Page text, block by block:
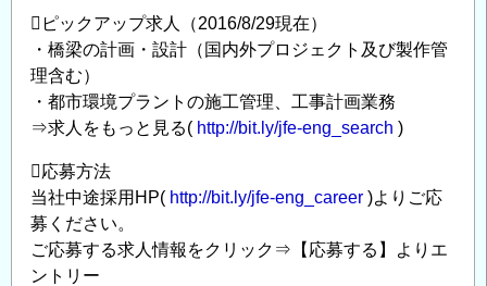
ア
（設
計・
施
工
理
な
ど）
の
ピックアップ求人（2016/8/29現在）
・橋梁の計画・設計（国内外プロジェクト及び製作管
理含む）
・都市環境プラントの施工管理、工事計画業務
⇒求人をもっと見る( http://bit.ly/jfe-eng_search )
応募方法
当社中途採用HP( http://bit.ly/jfe-eng_career )よりご応
募ください。
ご応募する求人情報をクリック⇒【応募する】よりエ
ントリー